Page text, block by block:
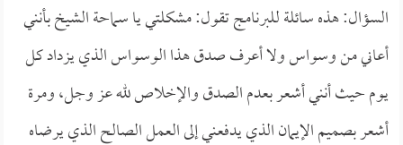
السؤال: هذه سائلة للبرنامج تقول: مشكلتي يا سماحة الشيخ بأنني
أعاني من وسواس ولا أعرف صدق هذا الوسواس الذي يزداد كل
يوم حيث أنني أشعر بعدم الصدق والإخلاص لله عز وجل، ومرة
أشعر بصميم الإيمان الذي يدفعني إلى العمل الصالح الذي يرضاه